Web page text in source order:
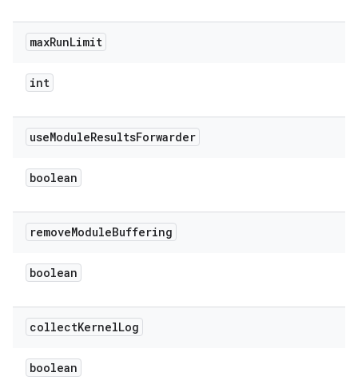
maxRunLimit
int
useModuleResultsForwarder
boolean
removeModuleBuffering
boolean
collectKernelLog
boolean